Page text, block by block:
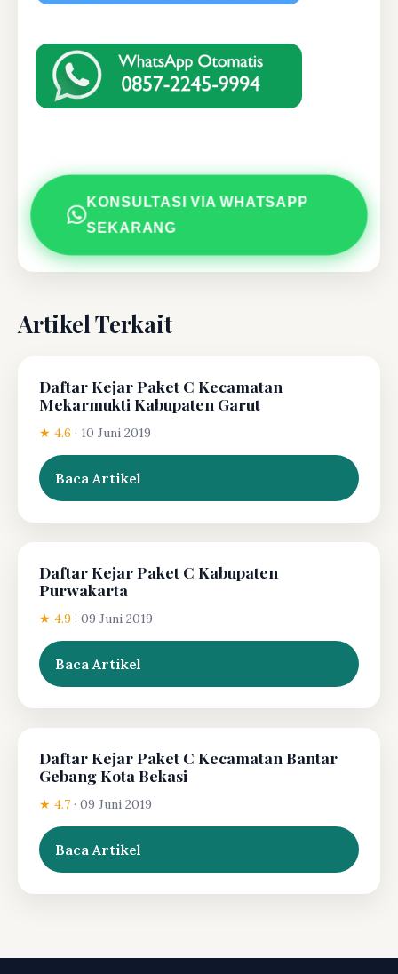
KONSULTASI VIA WHATSAPP
SEKARANG
Artikel Terkait
Daftar Kejar Paket C Kecamatan
Mekarmukti Kabupaten Garut
★ 4.6 · 10 Juni 2019
Baca Artikel
Daftar Kejar Paket C Kabupaten
Purwakarta
★ 4.9 · 09 Juni 2019
Baca Artikel
Daftar Kejar Paket C Kecamatan Bantar
Gebang Kota Bekasi
★ 4.7 · 09 Juni 2019
Baca Artikel